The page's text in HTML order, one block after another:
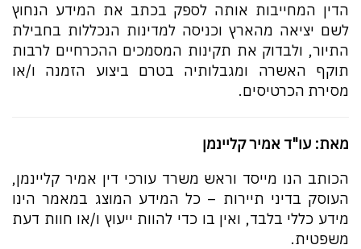
הדין המחייבות אותה לספק בכתב את המידע הנחוץ
לשם יציאה מהארץ וכניסה למדינות הנכללות בחבילת
התיור, ולבדוק את תקינות המסמכים ההכרחיים לרבות
תוקף האשרה ומגבלותיה בטרם ביצוע הזמנה ו/או
מסירת הכרטיסים.
מאת: עו"ד אמיר קליינמן
הכותב הנו מייסד וראש משרד עורכי דין אמיר קליינמן,
העוסק בדיני תיירות – כל המידע המוצג במאמר הינו
מידע כללי בלבד, ואין בו כדי להוות ייעוץ ו/או חוות דעת
משפטית.